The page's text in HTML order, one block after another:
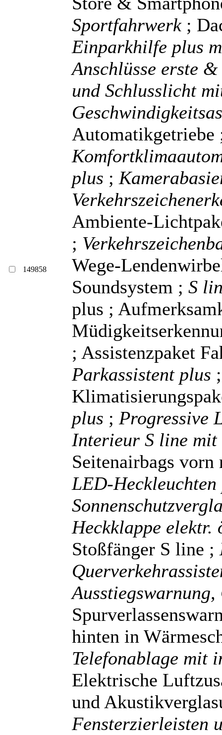
149858
Sportfahrwerk ;
Einparkhilfe plus
Anschlüsse erste
und Schlusslicht
plus ;
Ambiente-
;
Wege-
Soundsystem ; S
plus ;
; Assistenzpaket
Parkassistent plus
plus ; Progressive
Interieur S line mit
Seitenairbags
LED-
Heckklappe
Stoßfänger S line ;
hinten in
Telefonablage mit
Elektrische
und
Fensterzierleisten